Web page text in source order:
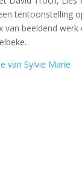
tentoonstelling
van beeldend
van Sylvie Marie